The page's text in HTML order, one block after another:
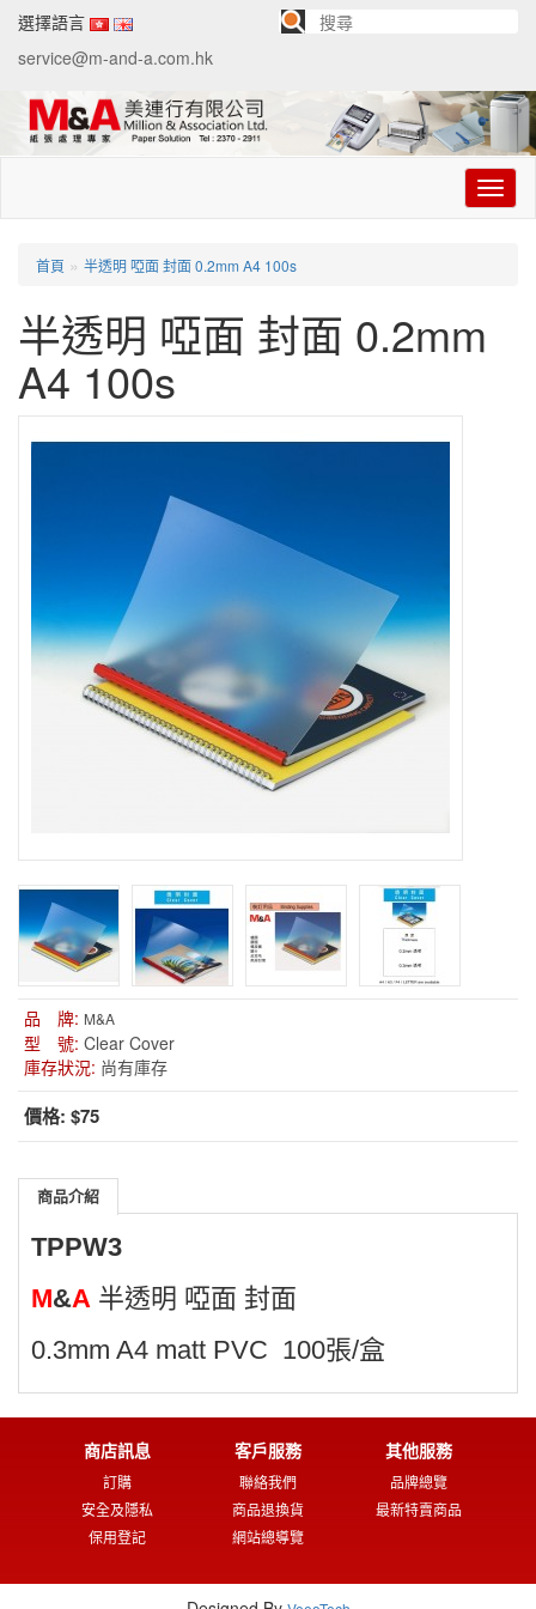
選擇語言
service@m-and-a.com.hk
切
换
首頁 » 半透明 啞面 封面 0.2mm A4 100s
半透明 啞面 封面 0.2mm
A4 100s
品 牌: M&A
型 號: Clear Cover
庫存狀況: 尚有庫存
價格: $75
商品介紹
TPPW3
M&A 半透明 啞面 封面
0.3mm A4 matt PVC 100張/盒
商店訊息
訂購
安全及隱私
保用登記
客戶服務
聯絡我們
商品退換貨
網站總導覽
其他服務
品牌總覽
最新特賣商品